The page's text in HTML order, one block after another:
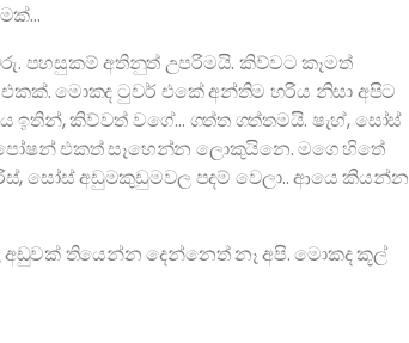
පහසුකම් අතිනුත් උපරිමයි. කිව්වට කෑමත්
මොකද ටුවර් එකේ අන්තිම හරිය නිසා අපිට
කිව්වත් වගේ… ගත්ත ගත්තමයි. ෂැහ්, සෝස්
එකත් සෑහෙන්න ලොකුයිනෙ. මගෙ හිතේ
සෝස් අඩුමකුඩුමවල පදම් වෙලා.. ආයෙ කියන්න
අඩුවක් තියෙන්න දෙන්නෙත් නෑ අපි. මොකද කූල්